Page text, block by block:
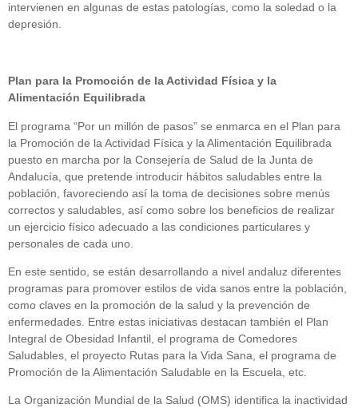
intervienen en algunas de estas patologías, como la soledad o la
depresión.
Plan para la Promoción de la Actividad Física y la
Alimentación Equilibrada
El programa “Por un millón de pasos” se enmarca en el Plan para
la Promoción de la Actividad Física y la Alimentación Equilibrada
puesto en marcha por la Consejería de Salud de la Junta de
Andalucía, que pretende introducir hábitos saludables entre la
población, favoreciendo así la toma de decisiones sobre menús
correctos y saludables, así como sobre los beneficios de realizar
un ejercicio físico adecuado a las condiciones particulares y
personales de cada uno.
En este sentido, se están desarrollando a nivel andaluz diferentes
programas para promover estilos de vida sanos entre la población,
como claves en la promoción de la salud y la prevención de
enfermedades. Entre estas iniciativas destacan también el Plan
Integral de Obesidad Infantil, el programa de Comedores
Saludables, el proyecto Rutas para la Vida Sana, el programa de
Promoción de la Alimentación Saludable en la Escuela, etc.
La Organización Mundial de la Salud (OMS) identifica la inactividad